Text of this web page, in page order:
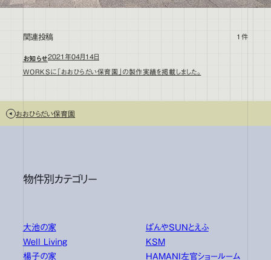
関連投稿
お知らせ2021年04月14日
WORKSに「おおひらだい保育園」の製作実績を掲載しました。
1件
おおひらだい保育園
物件別カテゴリー
大池の家
ぱんやSUNとえふ
Well Living
KSM
楊子の家
HAMANI左官ショールーム